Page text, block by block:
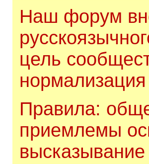
Наш форум
цель
Правила:
приемлемы
высказывание